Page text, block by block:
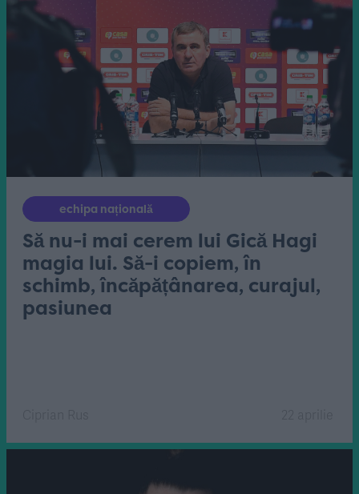
echipa națională
Să nu-i mai cerem lui Gică Hagi
magia lui. Să-i copiem, în
schimb, încăpățânarea, curajul,
pasiunea